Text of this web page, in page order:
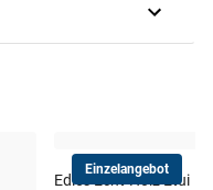
beträgt 50 mm.
Einzelangebot
Edles Echt-Holz Etui